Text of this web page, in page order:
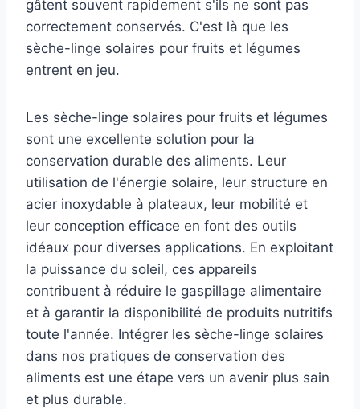
gâtent souvent rapidement s'ils ne sont pas
correctement conservés. C'est là que les
sèche-linge solaires pour fruits et légumes
entrent en jeu.
Les sèche-linge solaires pour fruits et légumes
sont une excellente solution pour la
conservation durable des aliments. Leur
utilisation de l'énergie solaire, leur structure en
acier inoxydable à plateaux, leur mobilité et
leur conception efficace en font des outils
idéaux pour diverses applications. En exploitant
la puissance du soleil, ces appareils
contribuent à réduire le gaspillage alimentaire
et à garantir la disponibilité de produits nutritifs
toute l'année. Intégrer les sèche-linge solaires
dans nos pratiques de conservation des
aliments est une étape vers un avenir plus sain
et plus durable.